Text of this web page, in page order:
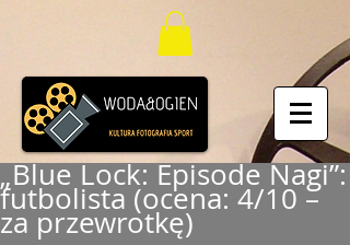
„Blue Lock: Episode Nagi”:
futbolista (ocena: 4/10 –
za przewrotkę)